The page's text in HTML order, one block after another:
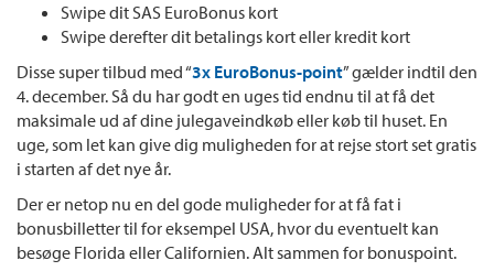
Swipe dit SAS EuroBonus kort
Swipe derefter dit betalings kort eller kredit kort
Disse super tilbud med “3x EuroBonus-point” gælder indtil den
4. december. Så du har godt en uges tid endnu til at få det
maksimale ud af dine julegaveindkøb eller køb til huset. En
uge, som let kan give dig muligheden for at rejse stort set gratis
i starten af det nye år.
Der er netop nu en del gode muligheder for at få fat i
bonusbilletter til for eksempel USA, hvor du eventuelt kan
besøge Florida eller Californien. Alt sammen for bonuspoint.